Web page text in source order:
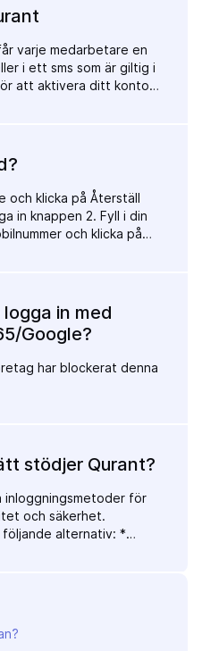
och "Spåra inte mellan
Se bild:
varje medarbetare en
i ett sms som är giltig i
att aktivera ditt konto
och klicka på Återställ
och klicka på
får du ett e-
ditt in med
Google?
har blockerat denna
stödjer Qurant?
inloggningsmetoder för
och säkerhet.
alternativ: *
en kod skickad till din e-
365-konto. *